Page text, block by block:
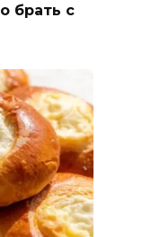
брать с